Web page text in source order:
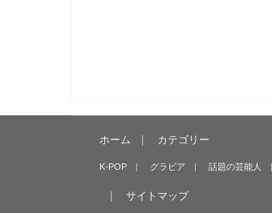
ホーム カテゴリー
K-POP グラビア 話題の芸能人
サイトマップ